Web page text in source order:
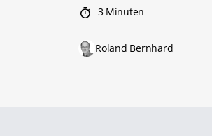
3 Minuten
Roland Bernhard